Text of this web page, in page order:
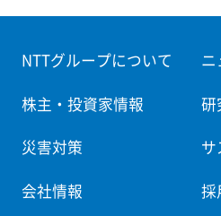
NTTグループについて ニ
株主・投資家情報 研
災害対策 サ
会社情報 採